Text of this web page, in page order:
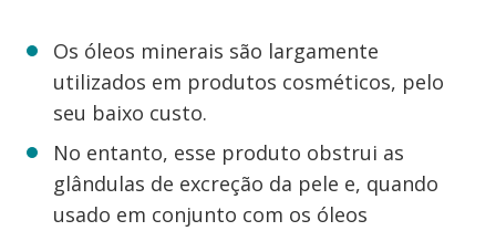
Os óleos minerais são largamente
utilizados em produtos cosméticos, pelo
seu baixo custo.
No entanto, esse produto obstrui as
glândulas de excreção da pele e, quando
usado em conjunto com os óleos